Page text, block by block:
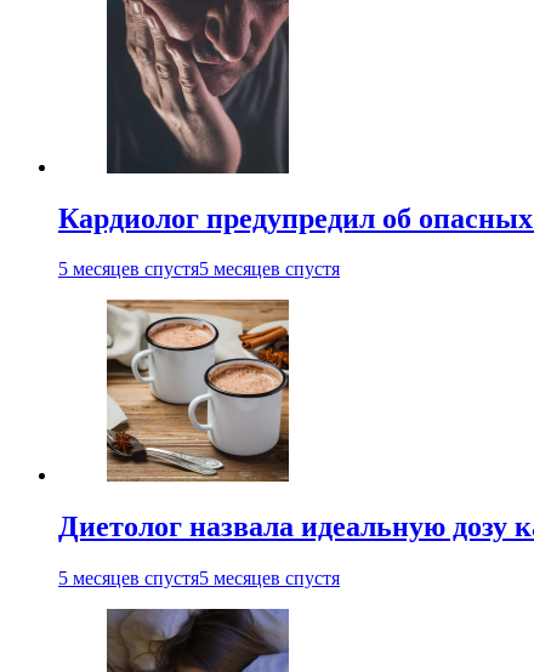
Кардиолог предупредил об
5 месяцев спустя5 месяцев спустя
Диетолог назвала идеальную дозу
5 месяцев спустя5 месяцев спустя